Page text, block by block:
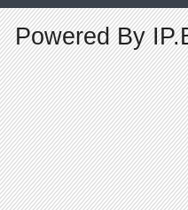
Powered By